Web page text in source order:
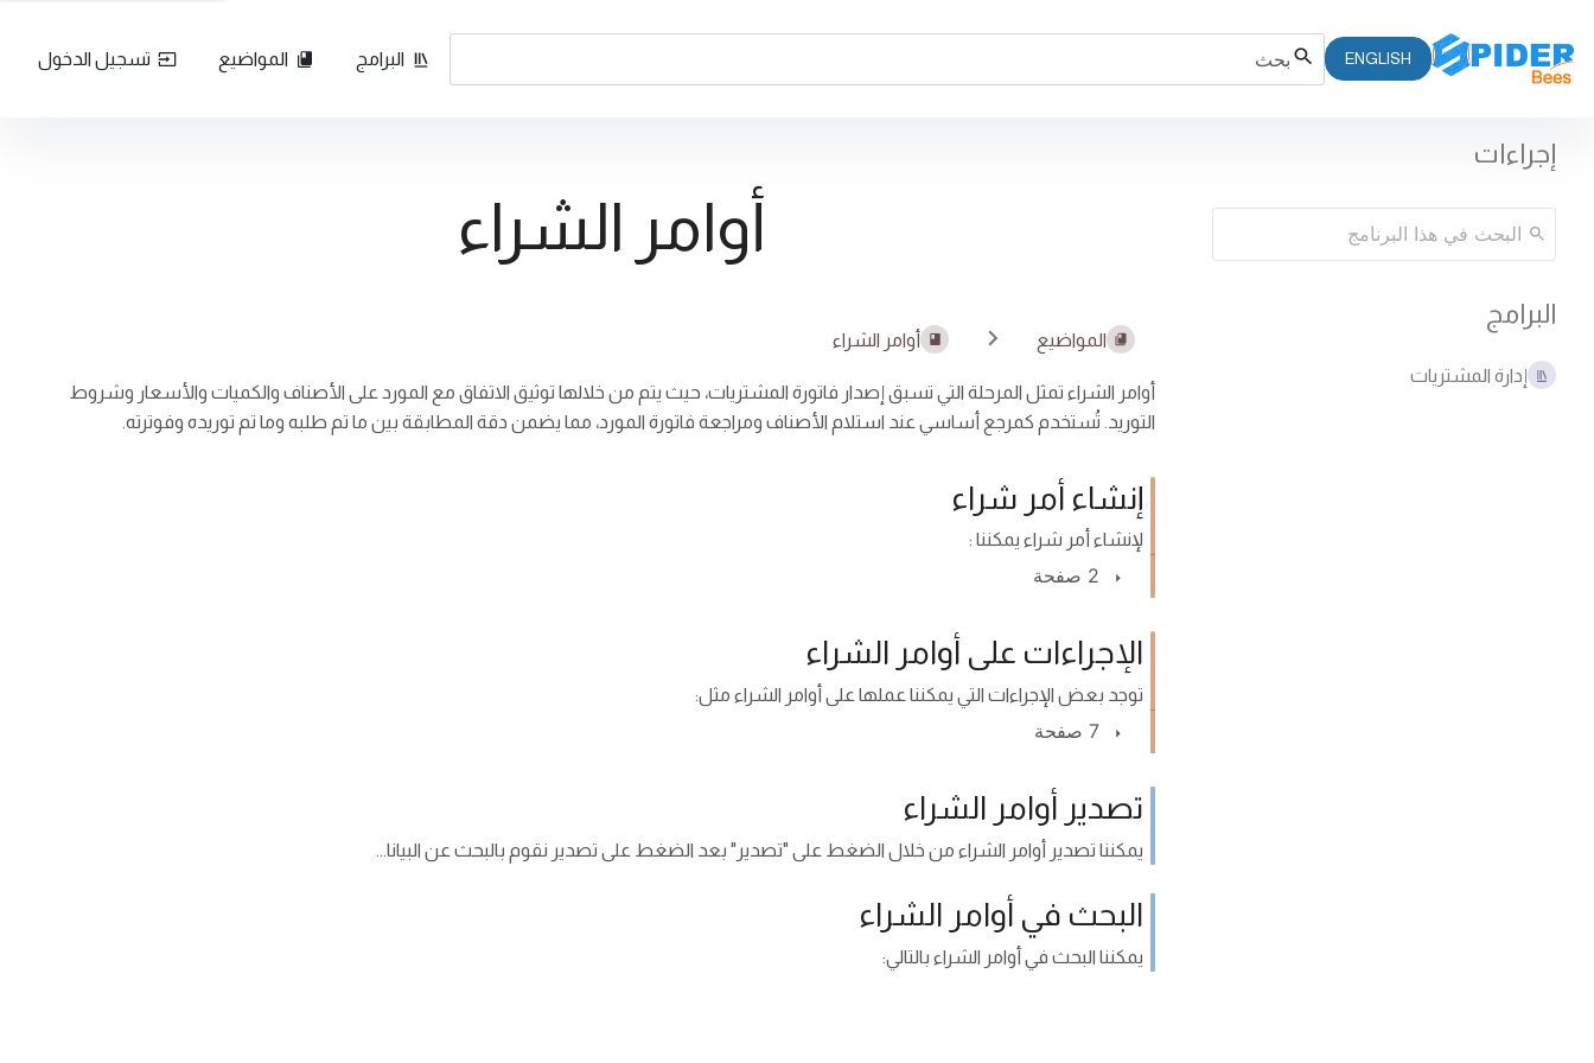
ENGLISH البرامج المواضيع تسجيل الدخول
البرامج
إدارة المشتريات
أوامر الشراء
المواضيع أوامر الشراء
أوامر الشراء تمثل المرحلة التي تسبق إصدار فاتورة المشتريات، حيث يتم من خلالها توثيق الاتفاق مع المورد على الأصناف والكميات والأسعار وشروط
التوريد. تُستخدم كمرجع أساسي عند استلام الأصناف ومراجعة فاتورة المورد، مما يضمن دقة المطابقة بين ما تم طلبه وما تم توريده وفوترته.
إنشاء أمر شراء
لإنشاء أمر شراء يمكننا :
2 صفحة
الإجراءات على أوامر الشراء
توجد بعض الإجراءات التي يمكننا عملها على أوامر الشراء مثل:
7 صفحة
تصدير أوامر الشراء
يمكننا تصدير أوامر الشراء من خلال الضغط على "تصدير" بعد الضغط على تصدير نقوم بالبحث عن البيانا...
البحث في أوامر الشراء
يمكننا البحث في أوامر الشراء بالتالي:
إجراءات